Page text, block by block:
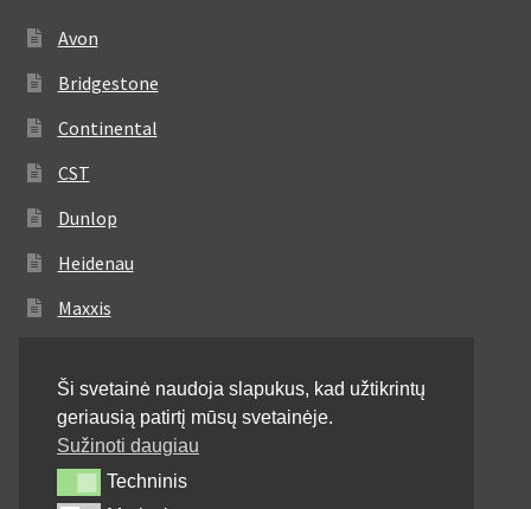
Avon
Bridgestone
Continental
CST
Dunlop
Heidenau
Maxxis
Michelin
Mitas
Pirelli
Ši svetainė naudoja slapukus, kad užtikrintų
geriausią patirtį mūsų svetainėje.
Sužinoti daugiau
TechninisTechninis